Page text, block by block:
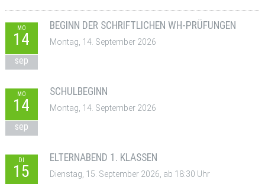
MO
14
sep
BEGINN DER SCHRIFTLICHEN WH-PRÜFUNGEN
Montag, 14. September 2026
MO
14
sep
SCHULBEGINN
Montag, 14. September 2026
DI
15
ELTERNABEND 1. KLASSEN
Dienstag, 15. September 2026, ab 18:30 Uhr